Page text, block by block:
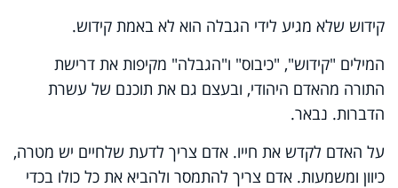
קידוש שלא מגיע לידי הגבלה הוא לא באמת קידוש.
המילים "קידוש", "כיבוס" ו"הגבלה" מקיפות את דרישת
התורה מהאדם היהודי, ובעצם גם את תוכנם של עשרת
הדברות. נבאר.
על האדם לקדש את חייו. אדם צריך לדעת שלחיים יש מטרה,
כיוון ומשמעות. אדם צריך להתמסר ולהביא את כל כולו בכדי